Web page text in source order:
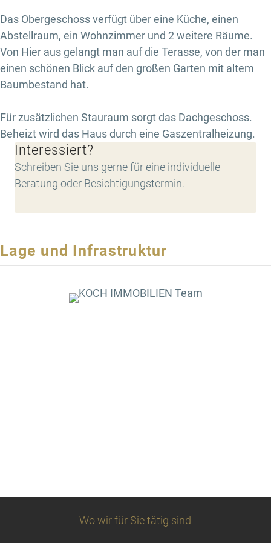
Das Obergeschoss verfügt über eine Küche, einen
Abstellraum, ein Wohnzimmer und 2 weitere Räume.
Von Hier aus gelangt man auf die Terasse, von der man
einen schönen Blick auf den großen Garten mit altem
Baumbestand hat.
Für zusätzlichen Stauraum sorgt das Dachgeschoss.
Beheizt wird das Haus durch eine Gaszentralheizung.
Interessiert?
Schreiben Sie uns gerne für eine individuelle
Beratung oder Besichtigungstermin.
Lage und Infrastruktur
Wo wir für Sie tätig sind